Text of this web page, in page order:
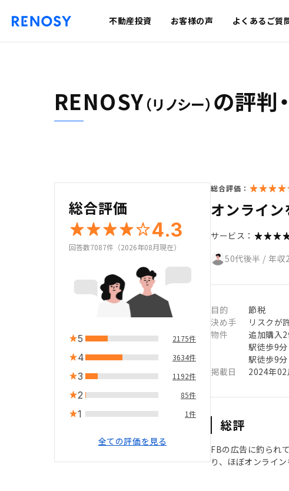
不動産投資 お客様の声 よくあるご質
RENOSY（リノシー） の評判
総合評価
4.3
回答数7087件（2026年08月現在）
5 2175件
4 3634件
3 1192件
2 85件
1 1件
全ての評価を見る
総合評価：
オンライ
サービス：
50代後半 / 年収
目的
節税
決め手
リスクが
物件
追加購入
駅徒歩9
駅徒歩9
掲載日
2024年02
総評
FBの広告に釣られ
り、ほぼオンライ